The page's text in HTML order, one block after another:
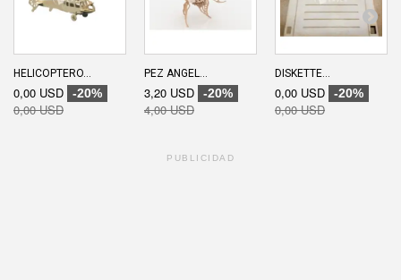
HELICOPTERO...
0,00 USD -20%
0,00 USD
PEZ ANGEL...
3,20 USD -20%
4,00 USD
DISKETTE...
0,00 USD -20%
0,00 USD
PUBLICIDAD